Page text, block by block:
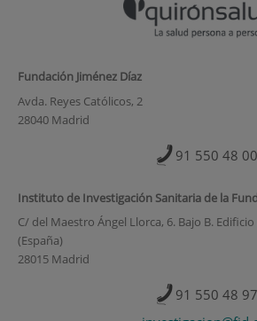
Fundación Jiménez Díaz
Avda. Reyes Católicos, 2
28040 Madrid
91 550 48 00
Instituto de Investigación Sanitaria de la
C/ del Maestro Ángel Llorca, 6. Bajo B.
(España)
28015 Madrid
91 550 48 97